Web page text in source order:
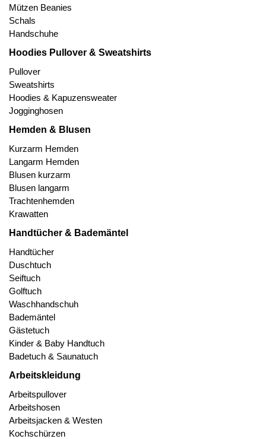
Mützen Beanies
Schals
Handschuhe
Hoodies Pullover & Sweatshirts
Pullover
Sweatshirts
Hoodies & Kapuzensweater
Jogginghosen
Hemden & Blusen
Kurzarm Hemden
Langarm Hemden
Blusen kurzarm
Blusen langarm
Trachtenhemden
Krawatten
Handtücher & Bademäntel
Handtücher
Duschtuch
Seiftuch
Golftuch
Waschhandschuh
Bademäntel
Gästetuch
Kinder & Baby Handtuch
Badetuch & Saunatuch
Arbeitskleidung
Arbeitspullover
Arbeitshosen
Arbeitsjacken & Westen
Kochschürzen